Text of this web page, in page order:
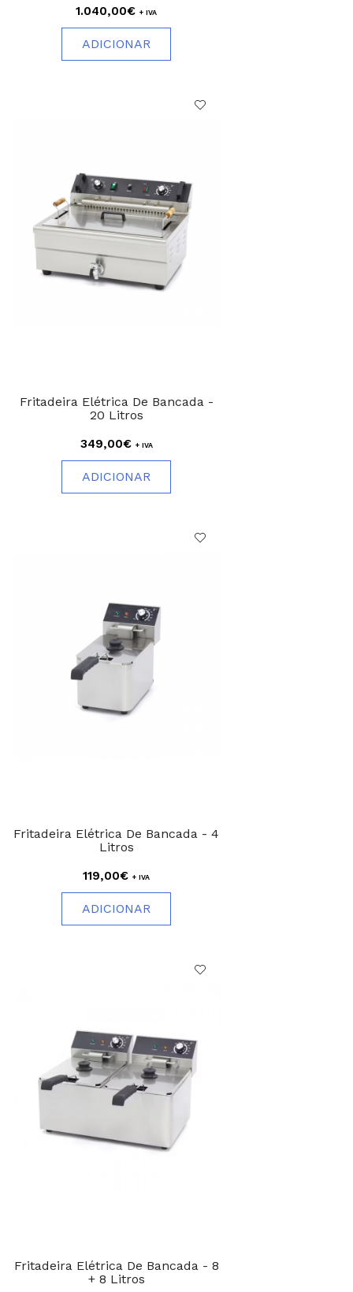
1.040,00€ + IVA
ADICIONAR
Fritadeira Elétrica De Bancada -
20 Litros
349,00€ + IVA
ADICIONAR
Fritadeira Elétrica De Bancada - 4
Litros
119,00€ + IVA
ADICIONAR
Fritadeira Elétrica De Bancada - 8
+ 8 Litros